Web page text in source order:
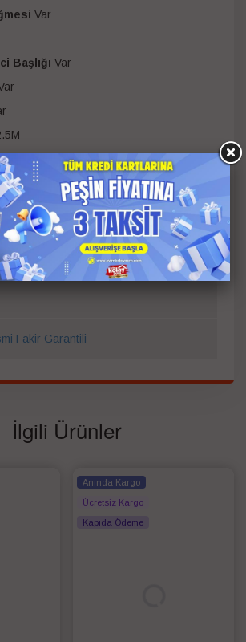
Var
Başlığı Var
Yok
W
Fakir Garantili
İlgili Ürünler
Anında Kargo
Ücretsiz Kargo
Kapıda Ödeme